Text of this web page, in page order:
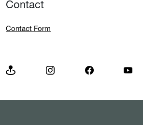
Contact
Contact Form